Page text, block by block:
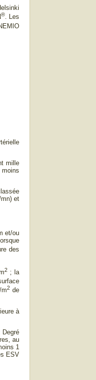
®. Les
mille
et
et/ou
des
2; la
2de
à
au
1
ESV